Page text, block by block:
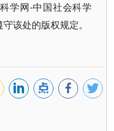
学网-中国社会科学
该处的版权规定。